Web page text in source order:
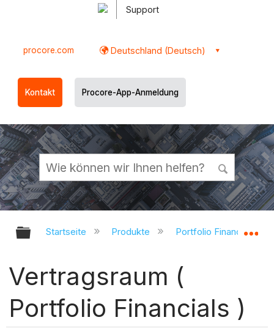
Support
procore.com Deutschland (Deutsch)
Kontakt Procore-App-Anmeldung
Globale Hierarchie auf- und
Startseite Produkte Portfolio Financials
Vertragsraum (
Portfolio Financials )